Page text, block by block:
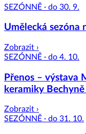
SEZÓNNĚ · do 30. 9.
Umělecká sezóna
Zobrazit ›
SEZÓNNĚ · do 4. 10.
Přenos – výstava
keramiky
Zobrazit ›
SEZÓNNĚ · do 31. 10.